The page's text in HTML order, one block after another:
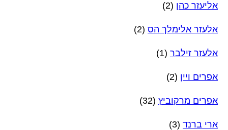
אליעזר כהן (2)
אלעזר אלימלך הס (2)
אלעזר זילבר (1)
אפרים ויין (2)
אפרים מרקוביץ (32)
ארי ברנד (3)